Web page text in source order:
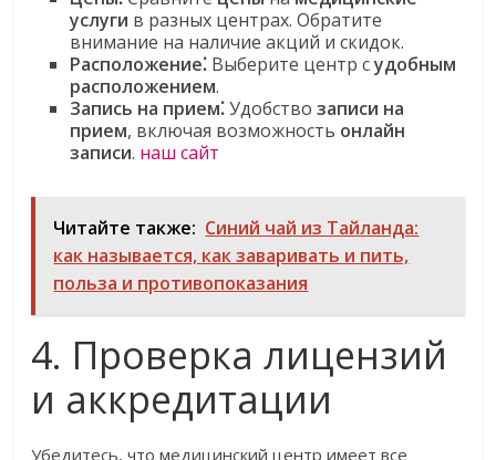
услуги в разных центрах. Обратите
внимание на наличие акций и скидок.
Расположение⁚ Выберите центр судобным
расположением.
Запись на прием⁚Удобствозаписи на
прием, включая возможность онлайн
записи. наш сайт
Читайте также: Синий чай из Тайланда:
как называется, как заваривать и пить,
польза и противопоказания
4. Проверка лицензий
и аккредитации
Убедитесь, что медицинский центр имеет все